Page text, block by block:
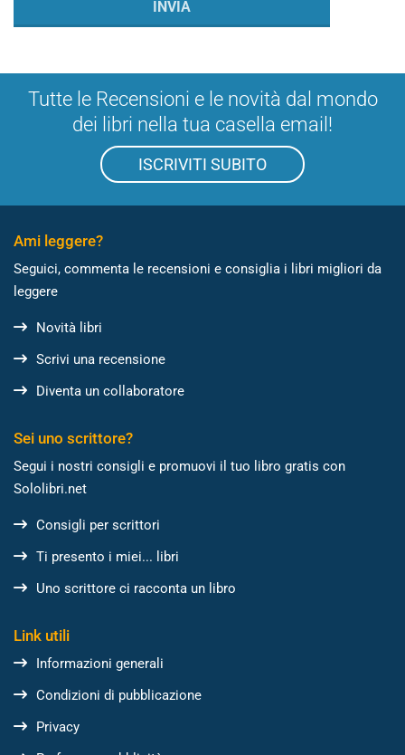
Tutte le Recensioni e le novità dal mondo
dei libri nella tua casella email!
ISCRIVITI SUBITO
Ami leggere?
Seguici, commenta le recensioni e consiglia i libri migliori da
leggere
Novità libri
Scrivi una recensione
Diventa un collaboratore
Sei uno scrittore?
Segui i nostri consigli e promuovi il tuo libro gratis con
Sololibri.net
Consigli per scrittori
Ti presento i miei... libri
Uno scrittore ci racconta un libro
Link utili
Informazioni generali
Condizioni di pubblicazione
Privacy